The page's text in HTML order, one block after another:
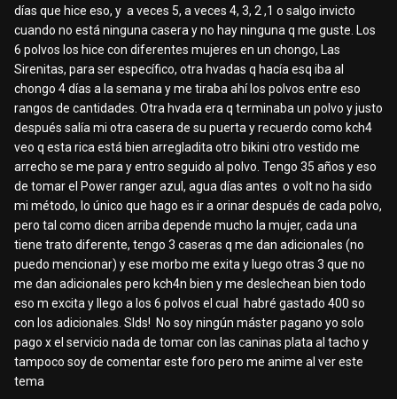
días que hice eso, y a veces 5, a veces 4, 3, 2 ,1 o salgo invicto
cuando no está ninguna casera y no hay ninguna q me guste. Los
6 polvos los hice con diferentes mujeres en un chongo, Las
Sirenitas, para ser específico, otra hvadas q hacía esq iba al
chongo 4 días a la semana y me tiraba ahí los polvos entre eso
rangos de cantidades. Otra hvada era q terminaba un polvo y justo
después salía mi otra casera de su puerta y recuerdo como kch4
veo q esta rica está bien arregladita otro bikini otro vestido me
arrecho se me para y entro seguido al polvo. Tengo 35 años y eso
de tomar el Power ranger azul, agua días antes o volt no ha sido
mi método, lo único que hago es ir a orinar después de cada polvo,
pero tal como dicen arriba depende mucho la mujer, cada una
tiene trato diferente, tengo 3 caseras q me dan adicionales (no
puedo mencionar) y ese morbo me exita y luego otras 3 que no
me dan adicionales pero kch4n bien y me deslechean bien todo
eso m excita y llego a los 6 polvos el cual habré gastado 400 so
con los adicionales. Slds! No soy ningún máster pagano yo solo
pago x el servicio nada de tomar con las caninas plata al tacho y
tampoco soy de comentar este foro pero me anime al ver este
tema